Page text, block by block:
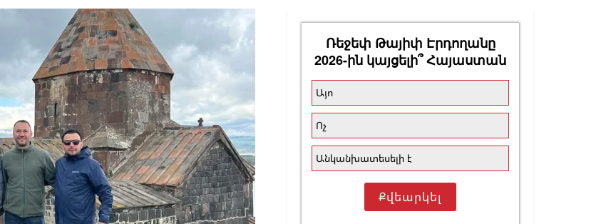
Ռեջեփ Թայիփ Էրդողանը
2026-ին կայցելի՞ Հայաստան
Այո
Ոչ
Անկանխատեսելի է